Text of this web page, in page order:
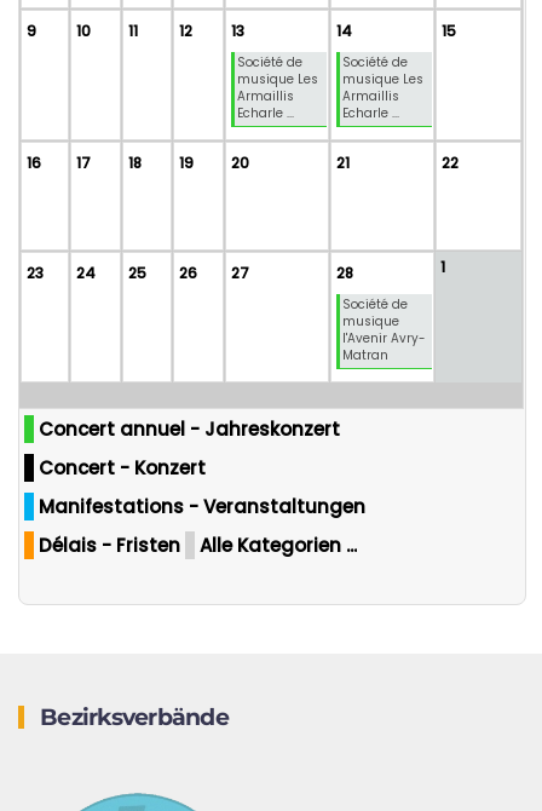
9 10 11 12 13
Société de
musique Les
Armaillis
Echarle ...
14
Société de
musique Les
Armaillis
Echarle ...
15
16 17 18 19 20 21 22
23 24 25 26 27 28
Société de
musique
l'Avenir Avry-
Matran
1
Concert annuel - Jahreskonzert
Concert - Konzert
Manifestations - Veranstaltungen
Délais - Fristen
Alle Kategorien ...
Bezirksverbände